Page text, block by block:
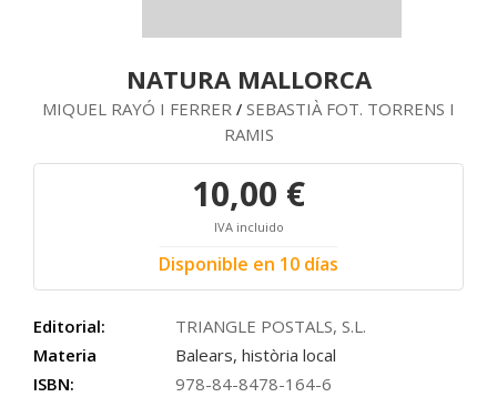
NATURA MALLORCA
MIQUEL RAYÓ I FERRER / SEBASTIÀ FOT. TORRENS I
RAMIS
10,00 €
IVA incluido
Disponible en 10 días
Editorial:
TRIANGLE POSTALS, S.L.
Materia
Balears, història local
ISBN:
978-84-8478-164-6